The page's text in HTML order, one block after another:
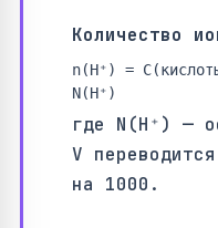
Количество
n(H⁺) =
N(H⁺)
где N(H⁺) —
V
на 1000.